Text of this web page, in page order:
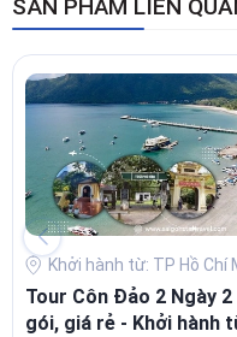
SẢN PHẨM LIÊN
Khởi hành từ: TP Hồ Chí
Tour Côn Đảo 2 Ngày
gói, giá rẻ - Khởi hành